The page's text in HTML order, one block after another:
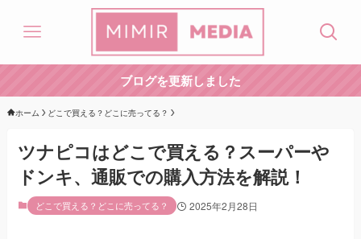
ブログを更新しました
ホーム どこで買える？どこに売ってる？
ツナピコはどこで買える？スーパーや
ドンキ、通販での購入方法を解説！
どこで買える？どこに売ってる？ 2025年2月28日